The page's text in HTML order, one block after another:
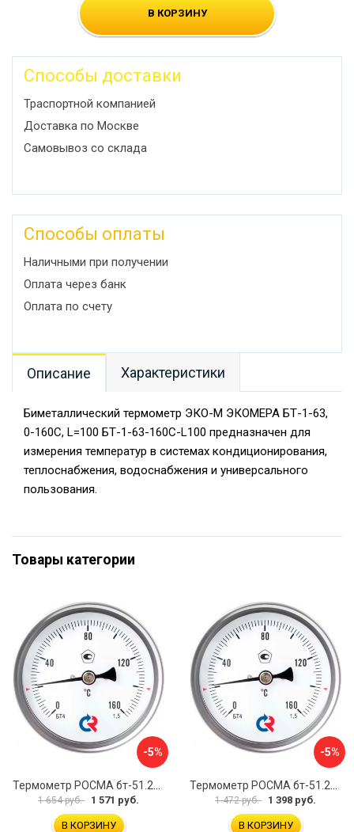
В КОРЗИНУ
Способы доставки
Траспортной компанией
Доставка по Москве
Самовывоз со склада
Способы оплаты
Наличными при получении
Оплата через банк
Оплата по счету
Описание Характеристики
Биметаллический термометр ЭКО-М ЭКОМЕРА БТ-1-63,
0-160C, L=100 БТ-1-63-160С-L100 предназначен для
измерения температур в системах кондиционирования,
теплоснабжения, водоснабжения и универсального
пользования.
Товары категории
-5%
1 654 руб. 1 571 руб.
В КОРЗИНУ
-5%
1 472 руб. 1 398 руб.
В КОРЗИНУ